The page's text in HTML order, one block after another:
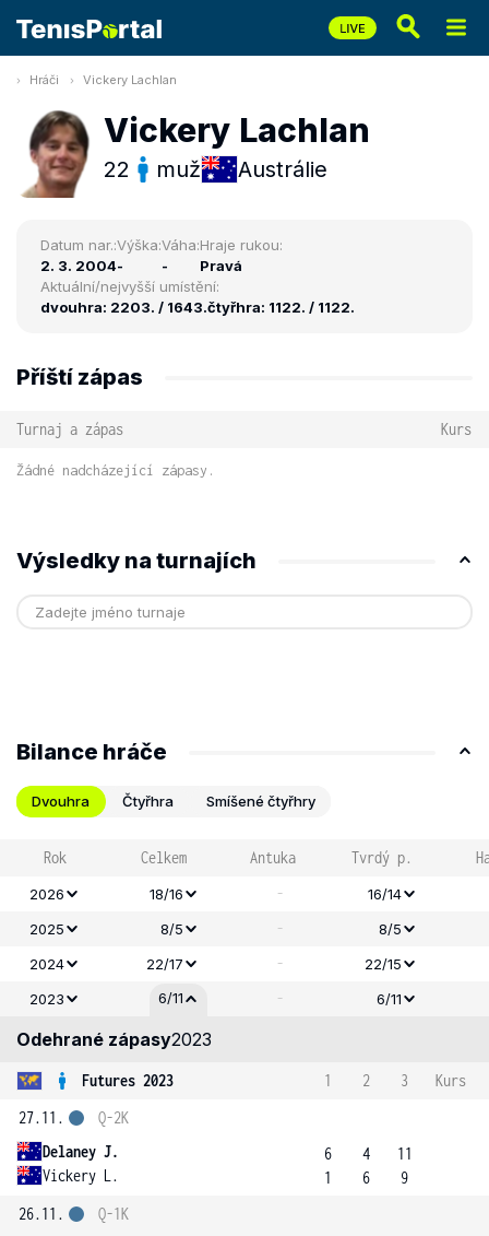
Hráči Vickery Lachlan
Vickery Lachlan
22 muž Austrálie
Datum nar.:
2. 3. 2004
Výška:
-
Váha:
-
Hraje rukou:
Pravá
Aktuální/nejvyšší umístění:
dvouhra: 2203. / 1643.čtyřhra: 1122. / 1122.
Příští zápas
Turnaj a zápas Kurs
Žádné nadcházející zápasy.
Výsledky na turnajích
Bilance hráče
Dvouhra Čtyřhra Smíšené čtyřhry
Rok Celkem Antuka Tvrdý p.
2026 18/16 - 16/14
2025
8/5 -
8/5
2024
22/17 -
22/15
2023
6/11 - 6/11
Odehrané zápasy2023
Futures 2023 1 2 3
Kurs
27.11.
Delaney J.
Vickery L.
Q-2K
6
1
4
6
11
9
26.11.
Q-1K